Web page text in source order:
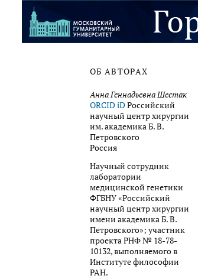
ОБ АВТОРАХ
Анна Геннадьевна Шестак
ORCID iDРоссийский
научный центр хирургии
им. академика Б. В.
Петровского
Россия
Научный сотрудник
лаборатории
медицинской генетики
ФГБНУ «Российский
научный центр хирургии
имени академика Б. В.
Петровского»; участник
проекта РНФ № 18-78-
10132, выполняемого в
Институте философии
РАН.